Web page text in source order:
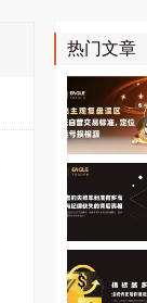
热门文章